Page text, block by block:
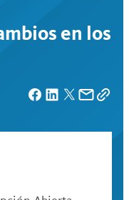
en los